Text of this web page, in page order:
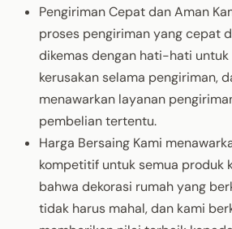
Pengiriman Cepat dan Aman
proses pengiriman yang cepat
dikemas dengan hati-hati untuk
kerusakan selama pengiriman,
menawarkan layanan
pembelian tertentu.
Harga Bersaing Kami
kompetitif untuk semua produk
bahwa dekorasi rumah yang
tidak harus mahal, dan kami